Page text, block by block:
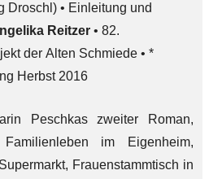
Droschl) • Einleitung und
Reitzer• 82.
der Alten Schmiede • *
Herbst 2016
Peschkas zweiter Roman,
im Eigenheim,
Frauenstammtisch in